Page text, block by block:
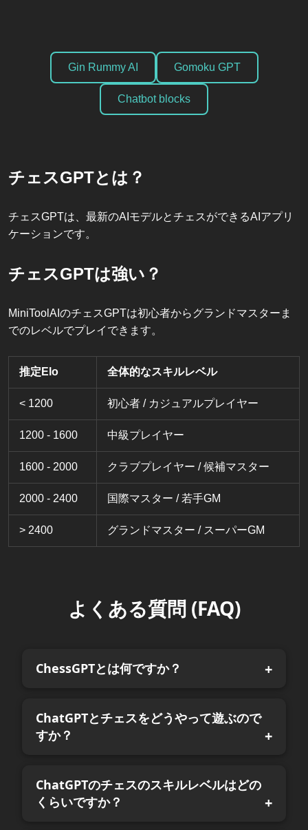
Gin Rummy AI Gomoku GPT
Chatbot blocks
チェスGPTとは？
チェスGPTは、最新のAIモデルとチェスができるAIアプリ
ケーションです。
チェスGPTは強い？
MiniToolAIのチェスGPTは初心者からグランドマスターま
でのレベルでプレイできます。
推定Elo 全体的なスキルレベル
< 1200 初心者 / カジュアルプレイヤー
1200 - 1600 中級プレイヤー
1600 - 2000 クラブプレイヤー / 候補マスター
2000 - 2400 国際マスター / 若手GM
> 2400 グランドマスター / スーパーGM
よくある質問 (FAQ)
ChessGPTとは何ですか？
ChatGPTとチェスをどうやって遊ぶので
すか？
ChatGPTのチェスのスキルレベルはどの
くらいですか？